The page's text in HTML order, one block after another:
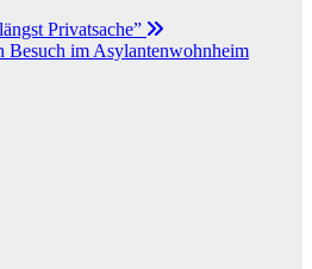
Privatsache”
Besuch im Asylantenwohnheim